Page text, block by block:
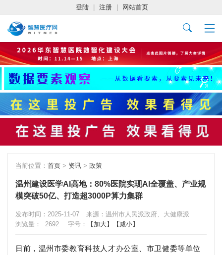
登陆 注册 网站首页
当前位置： 首页 > 资讯 > 政策
温州建设医学AI高地：80%医院实现AI全覆盖、产业规
模突破50亿、打造超3000P算力集群
发布时间：2025-11-07
来源：温州市人民派政府、大健康派
浏览量：
2692 字号： 【加大】 【减小】
日前，温州市委教育科技人才办公室、市卫健委等单位